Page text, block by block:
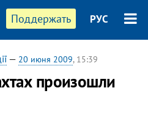
Поддержать РУС
— 20 июня 2009, 15:39
произошли